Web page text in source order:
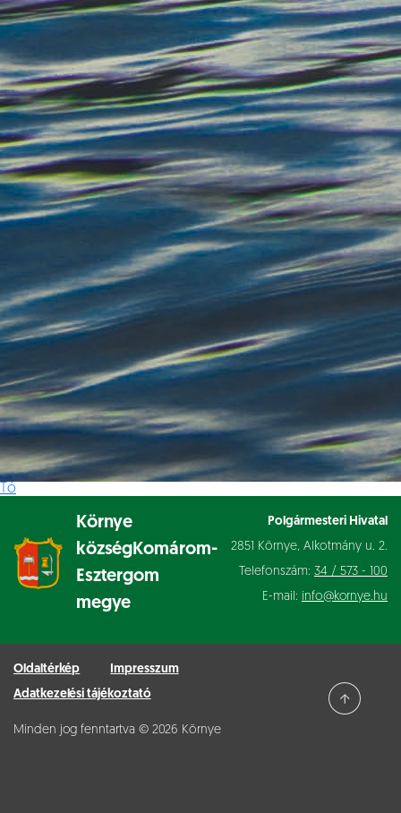
Tó
Környe
község Komárom-
Esztergom
megye
Polgármesteri Hivatal
2851 Környe, Alkotmány u. 2.
Telefonszám: 34 / 573 - 100
E-mail: info@kornye.hu
Oldaltérkép
Impresszum
Adatkezelési tájékoztató
Minden jog fenntartva © 2026 Környe